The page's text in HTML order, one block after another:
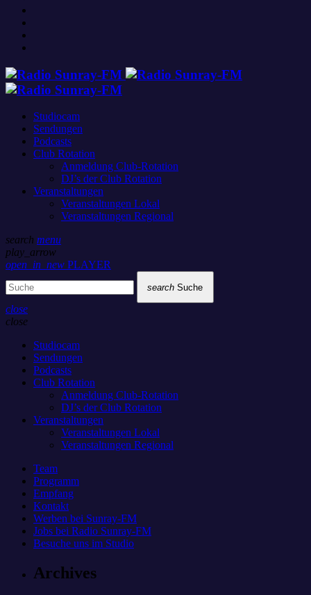
Studiocam
Sendungen
Podcasts
Club Rotation
Anmeldung Club-Rotation
DJ’s der Club Rotation
Veranstaltungen
Veranstaltungen Lokal
Veranstaltungen Regional
search menu
play_arrow
open_in_new PLAYER
search Suche
close
close
Studiocam
Sendungen
Podcasts
Club Rotation
Anmeldung Club-Rotation
DJ’s der Club Rotation
Veranstaltungen
Veranstaltungen Lokal
Veranstaltungen Regional
Team
Programm
Empfang
Kontakt
Werben bei Sunray-FM
Jobs bei Radio Sunray-FM
Besuche uns im Studio
Archives